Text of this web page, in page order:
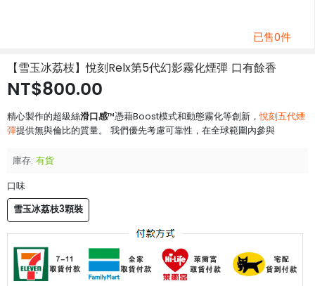
已售0件
【雪玉冰荔枝】悅刻Relx第5代幻影霧化煙彈 口有餘香
NT$800.00
精心製作的超級絲滑口感™憑藉Boost模式和動態霧化等創新，悅刻五代煙
彈提供無與倫比的質量。 我們優先考慮可靠性，在全球範圍內參與
庫存: 有貨
口味
雪玉冰荔枝3顆裝